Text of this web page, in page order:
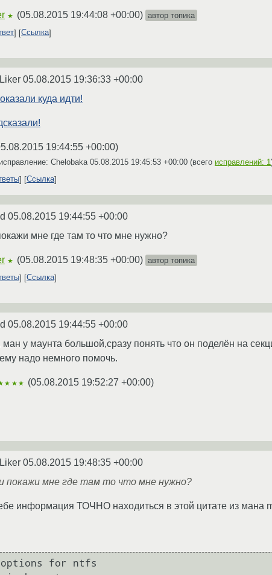
★ (05.08.2015 19:44:08 +00:00) автор топика
Ссылка
05.08.2015 19:36:33 +00:00
куда идти!
19:44:55 +00:00)
Chelobaka 05.08.2015 19:45:53 +00:00 (всего исправлений: 1
Ссылка
05.08.2015 19:44:55 +00:00
мне где там то что мне нужно?
★ (05.08.2015 19:48:35 +00:00) автор топика
Ссылка
05.08.2015 19:44:55 +00:00
у маунта большой,сразу понять что он поделён на
надо немного помочь.
(05.08.2015 19:52:27 +00:00)
05.08.2015 19:48:35 +00:00
покажи мне где там то что мне нужно?
информация ТОЧНО находиться в этой цитате из мана
options for ntfs